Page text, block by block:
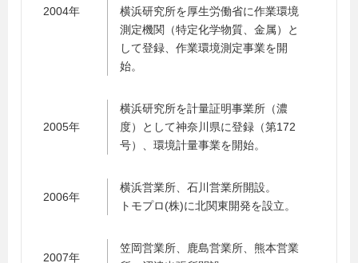
2004年
横浜研究所を厚生労働省に作業環境
測定機関（特定化学物質、金属）と
して登録、作業環境測定事業を開
始。
2005年
横浜研究所を計量証明事業所（濃
度）として神奈川県に登録（第172
号）、環境計量事業を開始。
2006年
横浜営業所、石川営業所開設。
トモプロ(株)に北関東開発を設立。
2007年
笠岡営業所、鹿島営業所、熊本営業